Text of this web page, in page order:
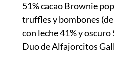
51% cacao Brownie
truffles y bombones
con leche 41% y
Duo de Alfajorcitos